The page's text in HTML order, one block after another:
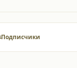
Подписчики